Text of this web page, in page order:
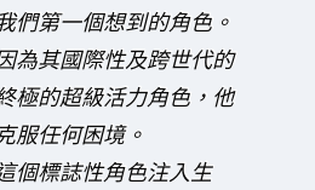
們第一個想到的角色。
為其國際性及跨世代的
極的超級活力角色，他
服任何困境。
個標誌性角色注入生